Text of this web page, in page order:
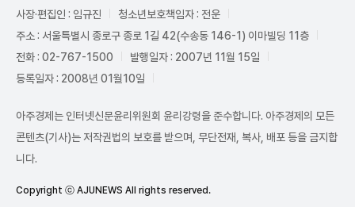
사장·편집인 : 임규진
청소년보호책임자 : 전운
주소 : 서울특별시 종로구 종로 1길 42(수송동 146-1) 이마빌딩 11층
전화 : 02-767-1500
발행일자 : 2007년 11월 15일
등록일자 : 2008년 01월10일
아주경제는 인터넷신문윤리위원회 윤리강령을 준수합니다. 아주경제의 모든
콘텐츠(기사)는 저작권법의 보호를 받으며, 무단전재, 복사, 배포 등을 금지합
니다.
Copyright ⓒ AJUNEWS All rights reserved.